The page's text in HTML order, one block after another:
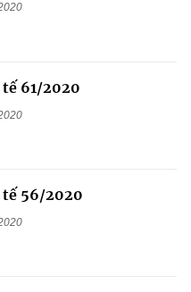
61/2020
56/2020